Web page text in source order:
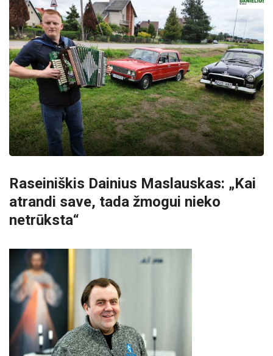
Raseiniškis Dainius Maslauskas: „Kai
atrandi save, tada žmogui nieko
netrūksta“